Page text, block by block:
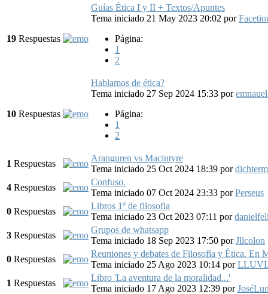
19 Respuestas
Guías Ética I y II + Textos/Apuntes
Tema iniciado 21 May 2023 20:02 por
Página:
1
2
10 Respuestas
Hablamos de ética?
Tema iniciado 27 Sep 2024 15:33 por
Página:
1
2
1 Respuestas
Aranguren vs Macintyre
Tema iniciado 25 Oct 2024 18:39 por
4 Respuestas
Confuso.
Tema iniciado 07 Oct 2024 23:33 porPerseus
0 Respuestas
Libros 1º de filosofia
Tema iniciado 23 Oct 2023 07:11 por
3 Respuestas
Grupos de whatsapp
Tema iniciado 18 Sep 2023 17:50 porJllcolon
0 Respuestas
Reuniones y debates de Filosofía y Ética. En
Tema iniciado 25 Ago 2023 10:14 por
1 Respuestas
Libro 'La aventura de la moralidad...'
Tema iniciado 17 Ago 2023 12:39 por